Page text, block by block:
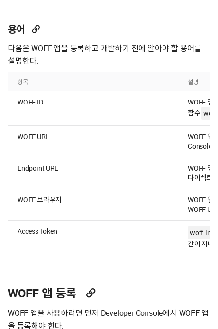
용어
다음은 WOFF 앱을 등록하고 개발하기 전에 알아야 할 용어를
설명한다.
항목 설명
WOFF ID
WOFF 앱
함수
WOFF URL
WOFF 앱
Console
Endpoint URL
WOFF 앱
다이렉트
WOFF 브라우저
WOFF 앱
WOFF
Access Token
간이 지나
WOFF 앱 등록
WOFF 앱을 사용하려면 먼저 Developer Console에서 WOFF 앱
을 등록해야 한다.